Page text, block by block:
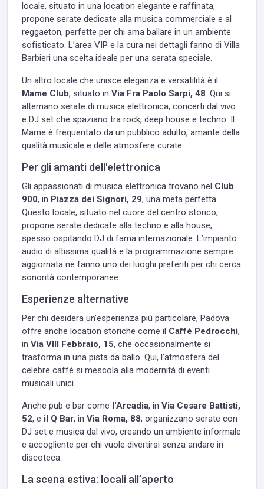
locale, situato in una location elegante e raffinata,
propone serate dedicate alla musica commerciale e al
reggaeton, perfette per chi ama ballare in un ambiente
sofisticato. L’area VIP e la cura nei dettagli fanno di Villa
Barbieri una scelta ideale per una serata speciale.
Un altro locale che unisce eleganza e versatilità è il
Mame Club, situato in Via Fra Paolo Sarpi, 48. Qui si
alternano serate di musica elettronica, concerti dal vivo
e DJ set che spaziano tra rock, deep house e techno. Il
Mame è frequentato da un pubblico adulto, amante della
qualità musicale e delle atmosfere curate.
Per gli amanti dell'elettronica
Gli appassionati di musica elettronica trovano nel Club
900, in Piazza dei Signori, 29, una meta perfetta.
Questo locale, situato nel cuore del centro storico,
propone serate dedicate alla techno e alla house,
spesso ospitando DJ di fama internazionale. L’impianto
audio di altissima qualità e la programmazione sempre
aggiornata ne fanno uno dei luoghi preferiti per chi cerca
sonorità contemporanee.
Esperienze alternative
Per chi desidera un’esperienza più particolare, Padova
offre anche location storiche come il Caffè Pedrocchi,
in Via VIII Febbraio, 15, che occasionalmente si
trasforma in una pista da ballo. Qui, l’atmosfera del
celebre caffè si mescola alla modernità di eventi
musicali unici.
Anche pub e bar come l'Arcadia, in Via Cesare Battisti,
52, e il Q Bar, in Via Roma, 88, organizzano serate con
DJ set e musica dal vivo, creando un ambiente informale
e accogliente per chi vuole divertirsi senza andare in
discoteca.
La scena estiva: locali all’aperto